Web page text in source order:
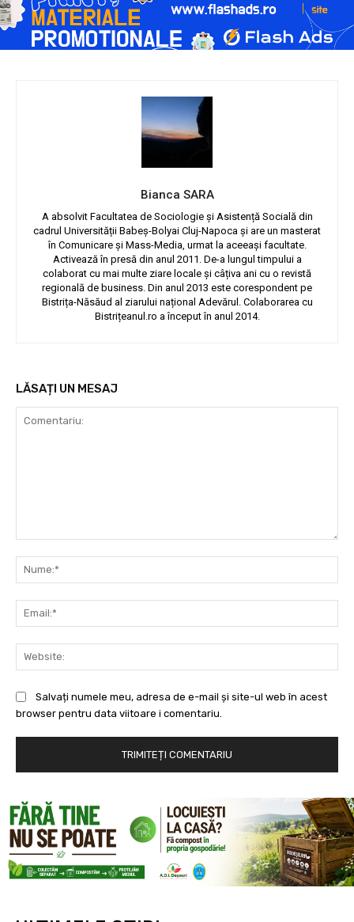
Bianca SARA
A absolvit Facultatea de Sociologie și Asistență Socială din
cadrul Universității Babeș-Bolyai Cluj-Napoca și are un masterat
în Comunicare și Mass-Media, urmat la aceeași facultate.
Activează în presă din anul 2011. De-a lungul timpului a
colaborat cu mai multe ziare locale și câțiva ani cu o revistă
regională de business. Din anul 2013 este corespondent pe
Bistrița-Năsăud al ziarului național Adevărul. Colaborarea cu
Bistrițeanul.ro a început în anul 2014.
LĂSAȚI UN MESAJ
Salvați numele meu, adresa de e-mail și site-ul web în acest
browser pentru data viitoare i comentariu.